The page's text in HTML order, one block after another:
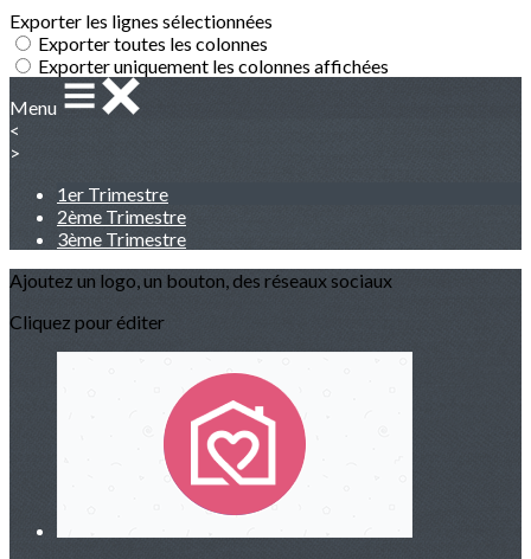
Exporter les lignes sélectionnées
Exporter toutes les colonnes
Exporter uniquement les colonnes affichées
Menu
<
>
1er Trimestre
2ème Trimestre
3ème Trimestre
Ajoutez un logo, un bouton, des réseaux sociaux
Cliquez pour éditer